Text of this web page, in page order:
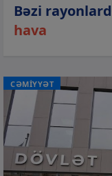
Bəzi
hava
CƏMİYYƏT